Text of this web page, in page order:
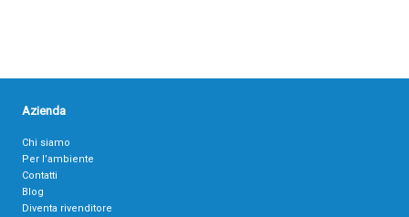
Azienda
Chi siamo
Per l’ambiente
Contatti
Blog
Diventa rivenditore